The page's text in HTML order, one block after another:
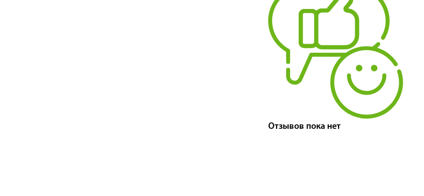
Отзывов пока нет